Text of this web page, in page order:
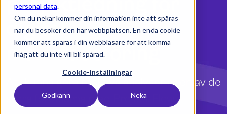
personal data.
Om du nekar kommer din information inte att spåras
när du besöker den här webbplatsen. En enda cookie
kommer att sparas i din webbläsare för att komma
ihåg att du inte vill bli spårad.
Cookie-inställningar
Godkänn Neka
Resurser
Integrationer
language
Svenska
digital
marknadsföring
Att kunna göra reaktiva analyser är en av de
stora fördelarna med Project Flow.